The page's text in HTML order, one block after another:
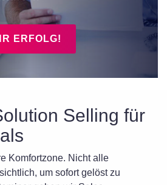
Bootcamp
Einzelner bei
Übersicht Seminarformate
–> Sales Coaching über WhatsApp
–> Coaching nach einem Seminar
–> Sales Coaching mit WhatsApp
Ratgeber "Anleitung für
ERFOLG!
Selling für
Komfortzone. Nicht alle
um sofort gelöst zu